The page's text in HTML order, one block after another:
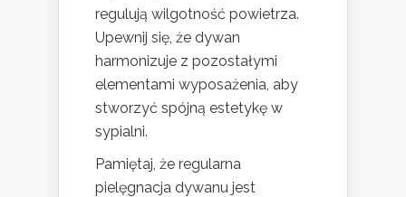
regulują wilgotność powietrza.
Upewnij się, że dywan
harmonizuje z pozostałymi
elementami wyposażenia, aby
stworzyć spójną estetykę w
sypialni.
Pamiętaj, że regularna
pielęgnacja dywanu jest